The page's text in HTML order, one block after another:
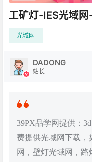
工矿灯-IES光域
光域网
DADONG
站长
39PX品学网提供：
费提供光域网下载
网，壁灯光域网，